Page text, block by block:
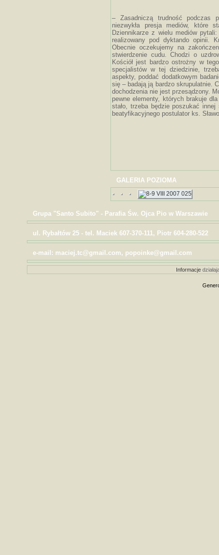
– Zasadniczą trudność podczas
niezwykła presja mediów, które
Dziennikarze z wielu mediów
realizowany pod dyktando opinii.
Obecnie oczekujemy na
stwierdzenie cudu. Chodzi o
Kościół jest bardzo ostrożny w
specjalistów w tej dziedzinie,
aspekty, poddać dodatkowym
się – badają ją bardzo skrupulatnie.
dochodzenia nie jest przesądzony.
pewne elementy, których brakuje
stało, trzeba będzie poszukać
beatyfikacyjnego postulator ks.
GALERIA POZIOMA
Grupa "Santo Subito" - Parafia Św. Ojca Pio w Warszawie
ul. Rybałtów 25 - tel. Maciek 607-370-111, Piotr 604-280-522
e-mail: maciej.tc@gmail.com, popoinke@gmail.com
Informacje